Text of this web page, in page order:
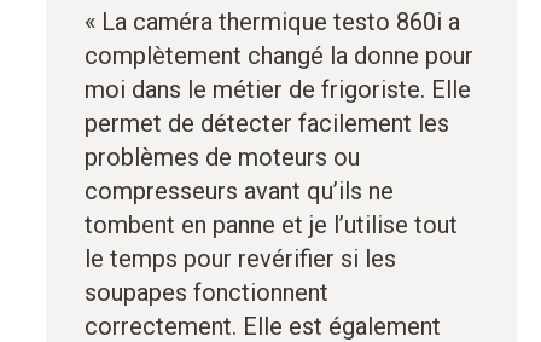
« La caméra thermique testo 860i a
complètement changé la donne pour
moi dans le métier de frigoriste. Elle
permet de détecter facilement les
problèmes de moteurs ou
compresseurs avant qu’ils ne
tombent en panne et je l’utilise tout
le temps pour revérifier si les
soupapes fonctionnent
correctement. Elle est également